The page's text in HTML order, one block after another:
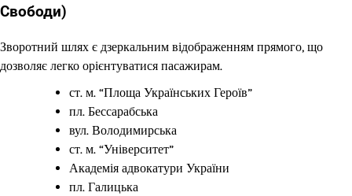
Свободи)
Зворотний шлях є дзеркальним відображенням прямого, що
дозволяє легко орієнтуватися пасажирам.
ст. м. “Площа Українських Героїв”
пл. Бессарабська
вул. Володимирська
ст. м. “Університет”
Академія адвокатури України
пл. Галицька